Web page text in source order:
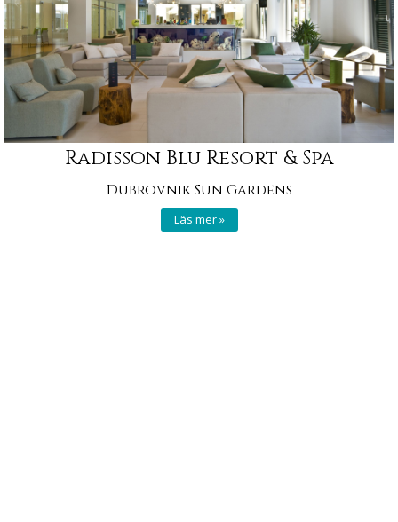
Radisson Blu Resort & Spa
Dubrovnik Sun Gardens
Läs mer »